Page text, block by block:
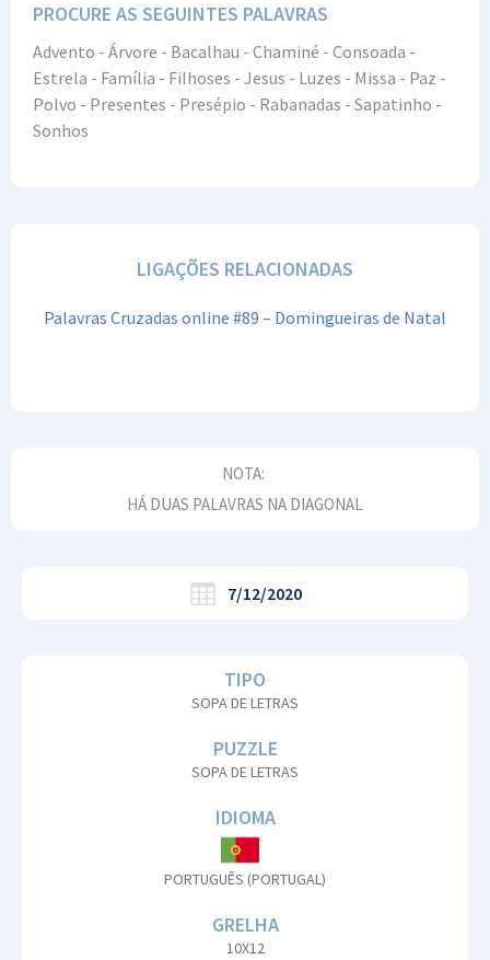
PROCURE AS SEGUINTES PALAVRAS
Advento - Árvore - Bacalhau - Chaminé - Consoada -
Estrela - Família - Filhoses - Jesus - Luzes - Missa - Paz -
Polvo - Presentes - Presépio - Rabanadas - Sapatinho -
Sonhos
LIGAÇÕES RELACIONADAS
Palavras Cruzadas online #89 – Domingueiras de Natal
NOTA:
HÁ DUAS PALAVRAS NA DIAGONAL
7/12/2020
TIPO
SOPA DE LETRAS
PUZZLE
SOPA DE LETRAS
IDIOMA
PORTUGUÊS (PORTUGAL)
GRELHA
10X12